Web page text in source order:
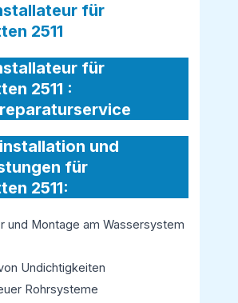
für
2511
für
2511 :
und
für
2511:
und Montage am Wassersystem
Undichtigkeiten
Rohrsysteme